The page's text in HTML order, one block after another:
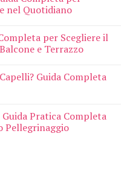
nel Quotidiano
per Scegliere il
e Terrazzo
Guida Completa
Pratica Completa
Pellegrinaggio